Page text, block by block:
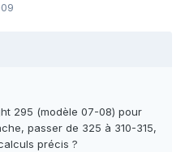
295 (modèle 07-08) pour
passer de 325 à 310-315,
précis ?